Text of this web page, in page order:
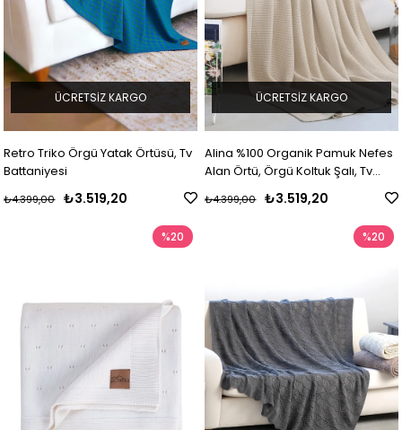
Retro Triko Örgü Yatak Örtüsü, Tv
Battaniyesi
₺3.519,20
₺4.399,00
ÜCRETSIZ KARGO
Alina %100 Organik Pamuk Nefes
Alan Örtü, Örgü Koltuk Şalı, Tv
₺3.519,20
₺4.399,00
ÜCRETSIZ KARGO
%20 %20